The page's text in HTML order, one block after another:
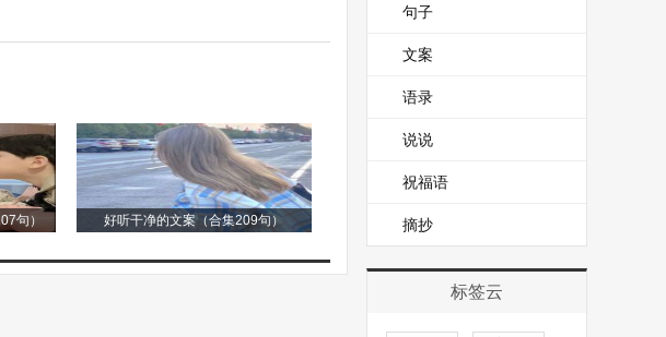
。我告诉他我要去的旅店名字，他
离开。他离去的背影在夕阳的映照
起品尝当地的美食。夜晚，我们坐
馨的夜晚，让我体会到了友情的珍
句） 好听干净的文案（合集209句）
句子
文案
语录
说说
祝福语
摘抄
标签云